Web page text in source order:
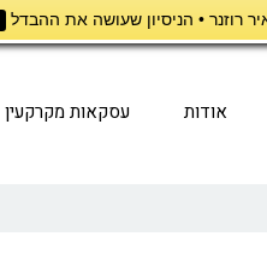
רוזנר • הניסיון שעושה את ההבדל
אודות עסקאות מקרקעין